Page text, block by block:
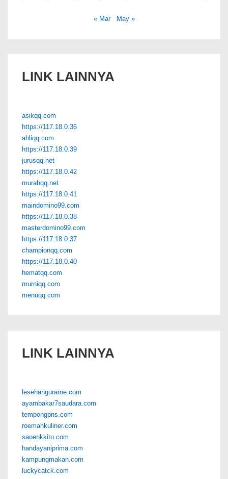
« Mar May »
LINK LAINNYA
asikqq.com
https://117.18.0.36
ahliqq.com
https://117.18.0.39
jurusqq.net
https://117.18.0.42
murahqq.net
https://117.18.0.41
maindomino99.com
https://117.18.0.38
masterdomino99.com
https://117.18.0.37
championqq.com
https://117.18.0.40
hematqq.com
murniqq.com
menuqq.com
LINK LAINNYA
lesehangurame.com
ayambakar7saudara.com
tempongpns.com
roemahkuliner.com
saoenkkito.com
handayaniprima.com
kampungmakan.com
luckycatck.com